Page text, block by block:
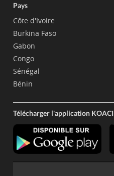
Pays
Côte d'Ivoire
Burkina Faso
Gabon
Congo
Sénégal
Bénin
Télécharger l'application KOACI